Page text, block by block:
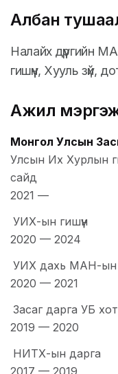
Албан
Налайх дүүргийн
гишүүн, Хууль зүй,
Ажил
Монгол Улсын
Улсын Их Хурлын
сайд
2021 —
УИХ-ын гишүүн
2020 — 2024
УИХ дахь МАН-ын
2020 — 2021
Засаг дарга УБ
2019 — 2020
НИТХ-ын дарга